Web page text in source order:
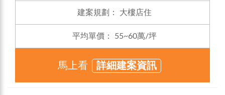
建案規劃： 大樓店住
平均單價： 55~60萬/坪
馬上看 詳細建案資訊